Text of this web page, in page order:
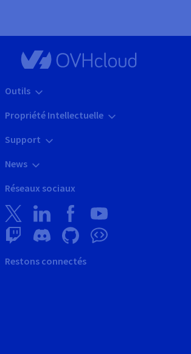
Outils
Propriété Intellectuelle
Support
News
Réseaux sociaux
Restons connectés